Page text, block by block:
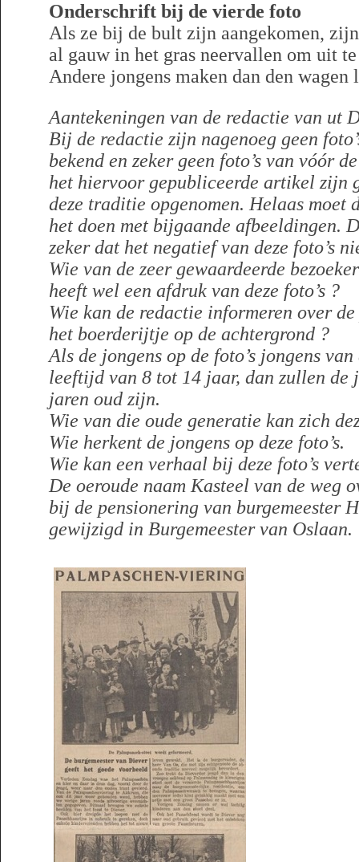
Onderschrift bij de vierde foto
Als ze bij de bult zijn aangekomen,
al gauw in het gras neervallen om uit
Andere jongens maken dan den
Aantekeningen van de redactie van ut
Bij de redactie zijn nagenoeg geen
bekend en zeker geen foto’s van vóór
het hiervoor gepubliceerde artikel zijn
deze traditie opgenomen. Helaas moet
het doen met bijgaande afbeeldingen.
zeker dat het negatief van deze foto’s
Wie van de zeer gewaardeerde
heeft wel een afdruk van deze foto’s ?
Wie kan de redactie informeren over
het boerderijtje op de achtergrond ?
Als de jongens op de foto’s jongens
leeftijd van 8 tot 14 jaar, dan zullen de
jaren oud zijn.
Wie van die oude generatie kan zich
Wie herkent de jongens op deze foto’s.
Wie kan een verhaal bij deze foto’s
De oeroude naam Kasteel van de weg
bij de pensionering van burgemeester
gewijzigd in Burgemeester van Oslaan.